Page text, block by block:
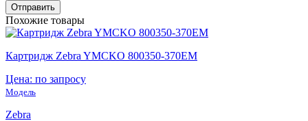
Похожие товары
Картридж Zebra YMCKO 800350-370EM
Цена: по запросу
Модель
Zebra